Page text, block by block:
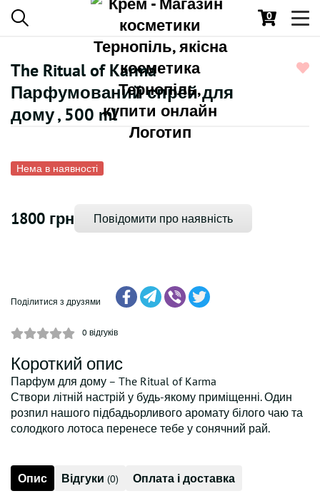
0
The Ritual of Karma
Парфумований спрей для
дому , 500 ml
Нема в наявності
1800 грн Повідомити про наявність
Поділитися з друзями
0 відгуків
Короткий опис
Парфум для дому – The Ritual of Karma
Створи літній настрій у будь-якому приміщенні. Один
розпил нашого підбадьорливого аромату білого чаю та
солодкого лотоса перенесе тебе у сонячний рай.
Опис Відгуки (0) Оплата і доставка